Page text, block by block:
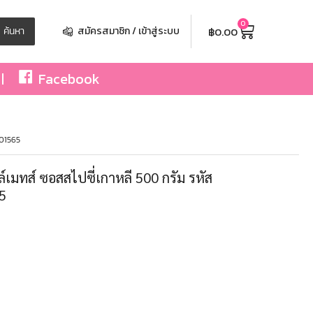
ค้นหา สมัครสมาชิก / เข้าสู่ระบบ ฿0.00 0
Facebook
มทส์ ซอสสไปซี่เกาหลี 500 กรัม รหัส